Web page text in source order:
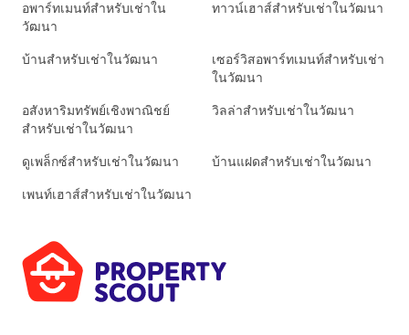
อพาร์ทเมนท์สำหรับเช่าใน
วัฒนา
ทาวน์เฮาส์สำหรับเช่าในวัฒนา
บ้านสำหรับเช่าในวัฒนา
เซอร์วิสอพาร์ทเมนท์สำหรับเช่า
ในวัฒนา
อสังหาริมทรัพย์เชิงพาณิชย์
สำหรับเช่าในวัฒนา
วิลล่าสำหรับเช่าในวัฒนา
ดูเพล็กซ์สำหรับเช่าในวัฒนา บ้านแฝดสำหรับเช่าในวัฒนา
เพนท์เฮาส์สำหรับเช่าในวัฒนา